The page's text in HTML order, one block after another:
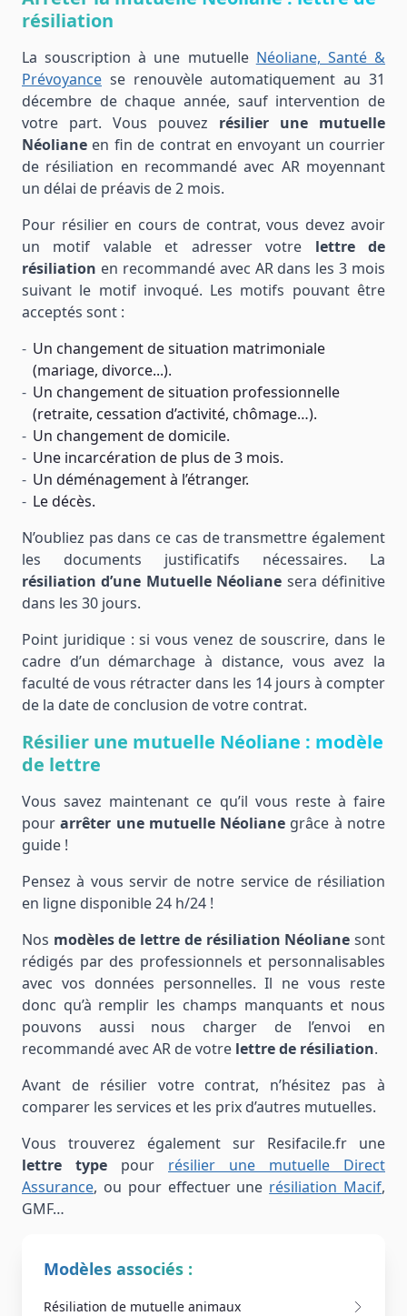
résiliation
La souscription à une mutuelle Néoliane, Santé &
Prévoyance se renouvèle automatiquement au 31
décembre de chaque année, sauf intervention de
votre part. Vous pouvez résilier une mutuelle
Néoliane en fin de contrat en envoyant un courrier
de résiliation en recommandé avec AR moyennant
un délai de préavis de 2 mois.
Pour résilier en cours de contrat, vous devez avoir
un motif valable et adresser votre lettre de
résiliation en recommandé avec AR dans les 3 mois
suivant le motif invoqué. Les motifs pouvant être
acceptés sont :
Un changement de situation matrimoniale
(mariage, divorce...).
Un changement de situation professionnelle
(retraite, cessation d’activité, chômage…).
Un changement de domicile.
Une incarcération de plus de 3 mois.
Un déménagement à l’étranger.
Le décès.
N’oubliez pas dans ce cas de transmettre également
les documents justificatifs nécessaires. La
résiliation d’une Mutuelle Néoliane sera définitive
dans les 30 jours.
Point juridique : si vous venez de souscrire, dans le
cadre d’un démarchage à distance, vous avez la
faculté de vous rétracter dans les 14 jours à compter
de la date de conclusion de votre contrat.
Résilier une mutuelle Néoliane : modèle
de lettre
Vous savez maintenant ce qu’il vous reste à faire
pourarrêter une mutuelle Néoliane grâce à notre
guide !
Pensez à vous servir de notre service de résiliation
en ligne disponible 24 h/24 !
Nos modèles de lettre de résiliation Néoliane sont
rédigés par des professionnels et personnalisables
avec vos données personnelles. Il ne vous reste
donc qu’à remplir les champs manquants et nous
pouvons aussi nous charger de l’envoi en
recommandé avec AR de votre lettre de résiliation.
Avant de résilier votre contrat, n’hésitez pas à
comparer les services et les prix d’autres mutuelles.
Vous trouverez également sur Resifacile.fr une
lettre type pour résilier une mutuelle Direct
Assurance, ou pour effectuer une résiliation Macif,
GMF…
Modèles associés :
Résiliation de mutuelle animaux